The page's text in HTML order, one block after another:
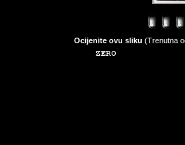
Ocijenite ovu sliku (Trenutna